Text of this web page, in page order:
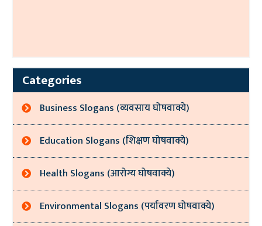
Categories
Business Slogans (व्यवसाय घोषवाक्ये)
Education Slogans (शिक्षण घोषवाक्ये)
Health Slogans (आरोग्य घोषवाक्ये)
Environmental Slogans (पर्यावरण घोषवाक्ये)